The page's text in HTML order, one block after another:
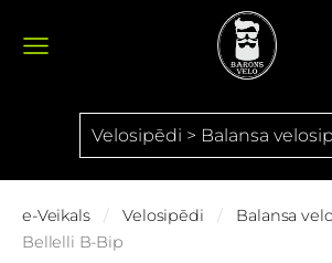
Velosipēdi > Balansa
e-Veikals Velosipēdi
Balansa
Bellelli B-Bip